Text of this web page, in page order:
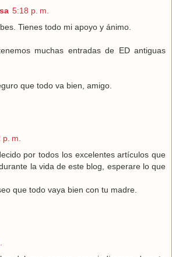
5:18 p. m.
Tienes todo mi apoyo y ánimo.
muchas entradas de ED antiguas
que todo va bien, amigo.
p. m.
por todos los excelentes artículos que
la vida de este blog, esperare lo que
que todo vaya bien con tu madre.